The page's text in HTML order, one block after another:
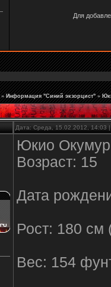
Для
» Информация "Синий экзорцист" »
Дата: Среда, 15.02.2012,
Юкио
Возраст: 15
Дата
Рост: 180 см
Вес: 154